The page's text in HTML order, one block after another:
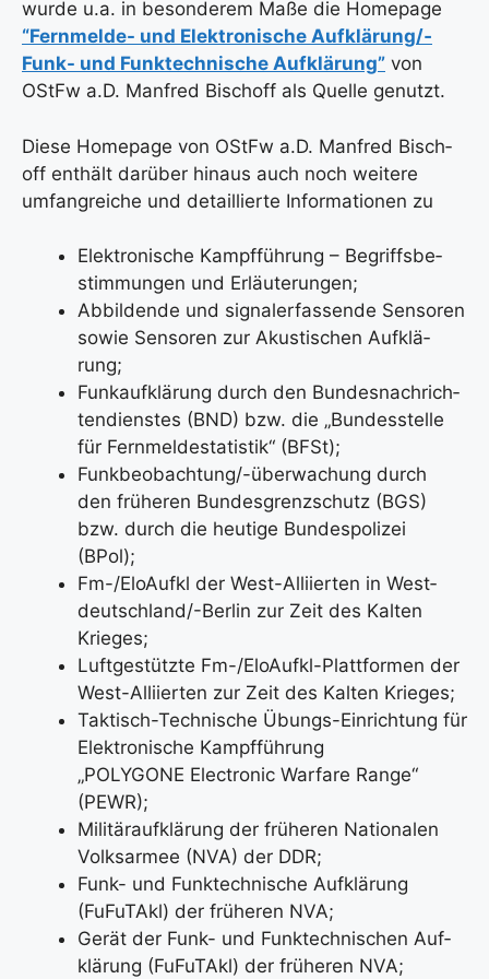
wur­de u.a. in beson­de­rem Maße die Home­page
“Fern­mel­de- und Elek­tro­ni­sche Auf­klä­run­g/­
Funk- und Funk­tech­ni­sche Auf­klä­rung” von
OStFw a.D. Man­fred Bisch­off als Quel­le genutzt.
Die­se Home­page von OStFw a.D. Man­fred Bisch­
off ent­hält dar­über hin­aus auch noch wei­te­re
umfang­rei­che und detail­lier­te Infor­ma­tio­nen zu
Elek­tro­ni­sche Kampf­füh­rung – Begriffs­be­
stim­mun­gen und Erläu­te­run­gen;
Abbil­den­de und signal­er­fas­sen­de Sen­so­ren
sowie Sen­so­ren zur Akus­ti­schen Auf­klä­
rung;
Funk­auf­klä­rung durch den Bun­des­nach­rich­
ten­diens­tes (BND) bzw. die „Bun­des­stel­le
für Fern­mel­de­sta­tis­tik“ (BFSt);
Funk­be­ob­ach­tun­g/-über­wa­chung durch
den frü­he­ren Bun­des­grenz­schutz (BGS)
bzw. durch die heu­ti­ge Bun­des­po­li­zei
(BPol);
Fm-/El­o­Auf­kl der West-Alli­ier­ten in West­
deutsch­lan­d/-Ber­lin zur Zeit des Kal­ten
Krie­ges;
Luft­ge­stütz­te Fm-/El­o­Auf­kl-Platt­for­men der
West-Alli­ier­ten zur Zeit des Kal­ten Krie­ges;
Tak­tisch-Tech­ni­sche Übungs-Ein­rich­tung für
Elek­tro­ni­sche Kampf­füh­rung
„POLYGONE Elec­tro­nic War­fa­re Ran­ge“
(PEWR);
Mili­tär­auf­klä­rung der frü­he­ren Natio­na­len
Volks­ar­mee (NVA) der DDR;
Funk- und Funk­tech­ni­sche Auf­klä­rung
(FuFu­TAkl) der frü­he­ren NVA;
Gerät der Funk- und Funk­tech­ni­schen Auf­
klä­rung (FuFu­TAkl) der frü­he­ren NVA;